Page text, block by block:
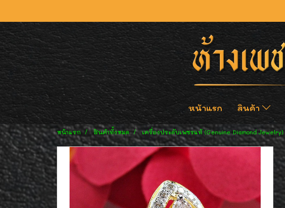
หน้าแรก สินค้า
หน้าแรก สินค้าทั้งหมด เครื่องประดับเพชรแท้ (Genuine Diamond Jewelry)